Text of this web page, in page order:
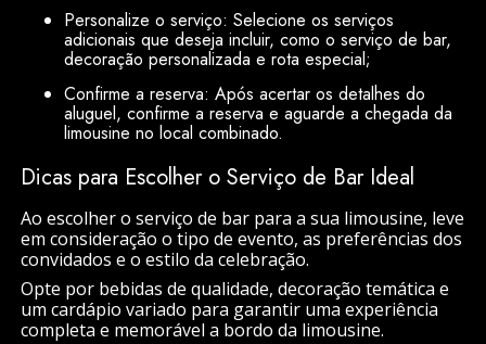
Personalize o serviço: Selecione os serviços
adicionais que deseja incluir, como o serviço de bar,
decoração personalizada e rota especial;
Confirme a reserva: Após acertar os detalhes do
aluguel, confirme a reserva e aguarde a chegada da
limousine no local combinado.
Dicas para Escolher o Serviço de Bar Ideal
Ao escolher o serviço de bar para a sua limousine, leve
em consideração o tipo de evento, as preferências dos
convidados e o estilo da celebração.
Opte por bebidas de qualidade, decoração temática e
um cardápio variado para garantir uma experiência
completa e memorável a bordo da limousine.